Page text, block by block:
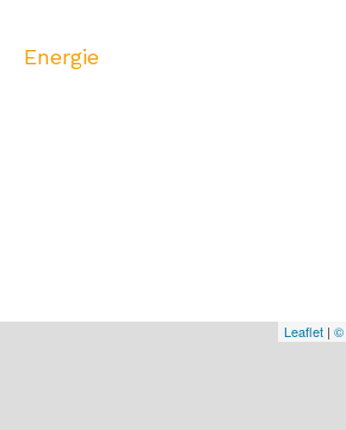
Energie
Leaflet | ©